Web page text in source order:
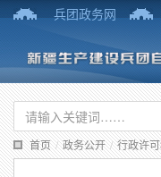
兵团政务网
首页 / 政务公开 / 行政许